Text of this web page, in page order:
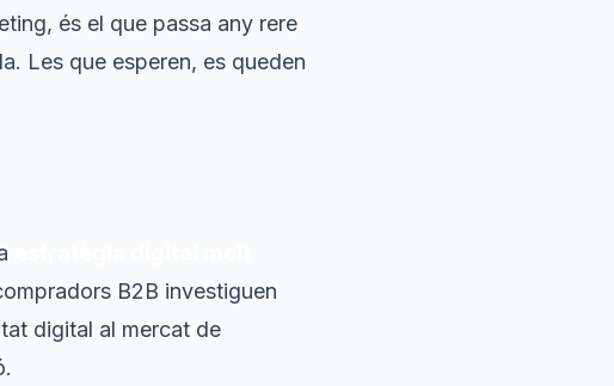
és el que passa any rere
Les que esperen, es queden
B2B investiguen
digital al mercat de